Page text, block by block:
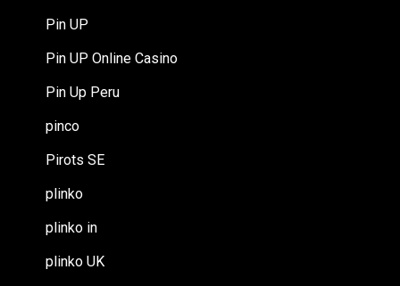
Pin UP
Pin UP Online Casino
Pin Up Peru
pinco
Pirots SE
plinko
plinko in
plinko UK